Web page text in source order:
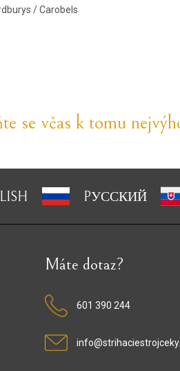
/ Carobels
se včas k tomu
PУССКИЙ
Máte dotaz?
601 390 244